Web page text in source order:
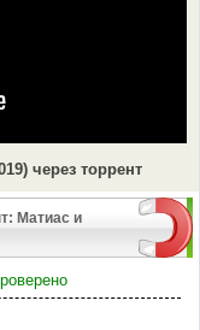
через торрент
Матиас и